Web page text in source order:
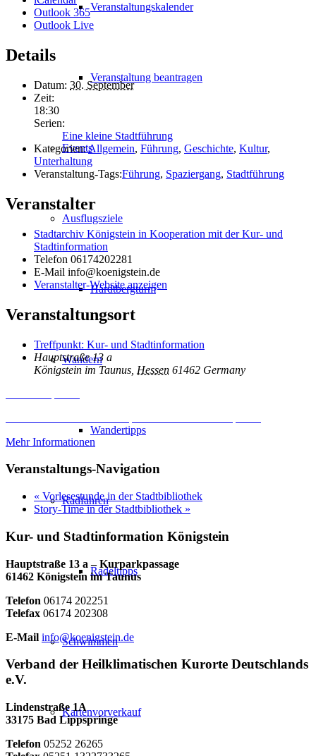
Veranstaltungskalender
Veranstaltung beantragen
Events
Ausflugsziele
Hardtbergturm
Wandern
Wandertipps
Radfahren
Radeltipps
Schwimmen
Kartenvorverkauf
Outlook 365
Outlook Live
Details
Datum: 30. September
Zeit:
18:30
Serien:
Eine kleine Stadtführung
Kategorien:Allgemein, Führung, Geschichte, Kultur,
Unterhaltung
Veranstaltung-Tags:Führung, Spaziergang, Stadtführung
Veranstalter
Stadtarchiv Königstein in Kooperation mit der Kur- und
Stadtinformation
Telefon 06174202281
E-Mail info@koenigstein.de
Veranstalter-Website anzeigen
Veranstaltungsort
Treffpunkt: Kur- und Stadtinformation
Hauptstraße 13 a
Königstein im Taunus Hessen 61462 Germany
Mehr Informationen
Veranstaltungs-Navigation
« Vorlesestunde in der Stadtbibliothek
Story-Time in der Stadtbibliothek »
Kur- und Stadtinformation Königstein
Hauptstraße 13 a – Kurparkpassage
61462 Königstein im Taunus
Telefon 06174 202251
Telefax 06174 202308
E-Mail info@koenigstein.de
Verband der Heilklimatischen Kurorte Deutschlands
e.V.
Lindenstraße 1A
33175 Bad Lippspringe
Telefon 05252 26265